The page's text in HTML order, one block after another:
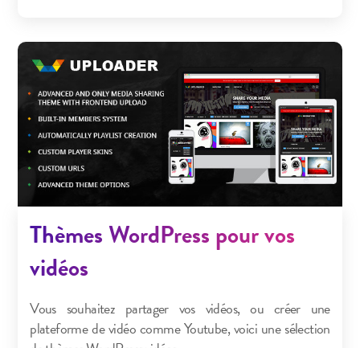
Thèmes WordPress pour vos
vidéos
Vous souhaitez partager vos vidéos, ou créer une
plateforme de vidéo comme Youtube, voici une sélection